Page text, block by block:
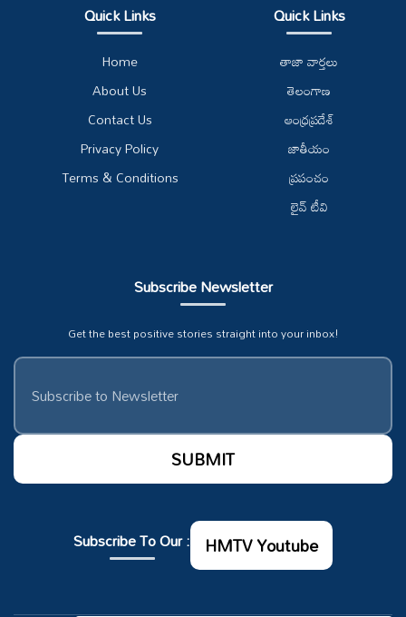
Quick Links
Home
About Us
Contact Us
Privacy Policy
Terms & Conditions
Quick Links
తాజా వార్తలు
తెలంగాణ
ఆంధ్రప్రదేశ్
జాతీయం
ప్రపంచం
లైవ్ టీవి
Subscribe Newsletter
Get the best positive stories straight into your inbox!
Subscribe To Our : HMTV Youtube